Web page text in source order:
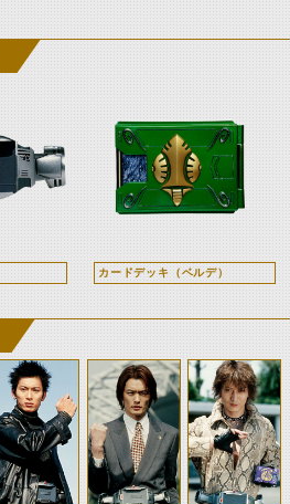
カードデッキ（ベルデ）